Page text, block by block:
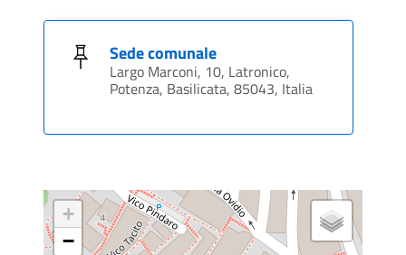
Sede comunale
Largo Marconi, 10, Latronico,
Potenza, Basilicata, 85043, Italia
+
−